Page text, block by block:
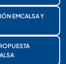
EMCALSA Y